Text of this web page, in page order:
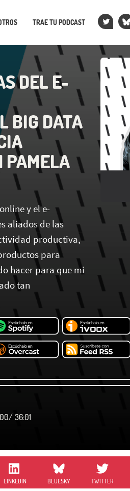
TRAE TU PODCAST
DEL E-
BIG DATA
PAMELA
y el e-
aliados de las
productiva,
para
hacer para que mi
tan
/ 36:01
LINKEDIN BLUESKY TWITTER